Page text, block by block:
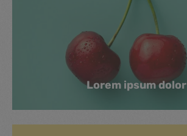
Lorem ipsum dolor